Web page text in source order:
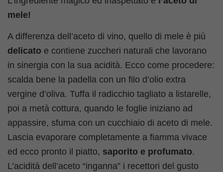
mele!
A differenza dell’aceto di vino, quello di mele è più
delicato e contiene zuccheri naturali che lavorano
in sinergia con la sua acidità. Ecco come procedere:
scalda bene la padella con un filo d’olio extra
vergine d’oliva. Tuffa il radicchio tagliato a listarelle,
poi a metà cottura, quando le foglie iniziano ad
appassire, sfuma con un cucchiaio di aceto di mele.
Lascia evaporare completamente a fiamma vivace
ed ecco pronto il piatto, saporito e profumato.
L’acidità dell’aceto “inganna” i recettori del gusto